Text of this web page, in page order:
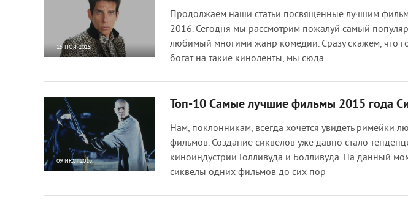
15 НОЯ 2015
Продолжаем наши статьи посвященные лучшим
2016. Сегодня мы рассмотрим пожалуй самый
любимый многими жанр комедии. Сразу скажем, что
богат на такие киноленты, мы сюда
09 ИЮЛ 2015
Топ-10 Самые лучшие фильмы 2015 года
Нам, поклонникам, всегда хочется увидеть римейки
фильмов. Создание сиквелов уже давно стало
киноиндустрии Голливуда и Болливуда. На данный
сиквелы одних фильмов до сих пор